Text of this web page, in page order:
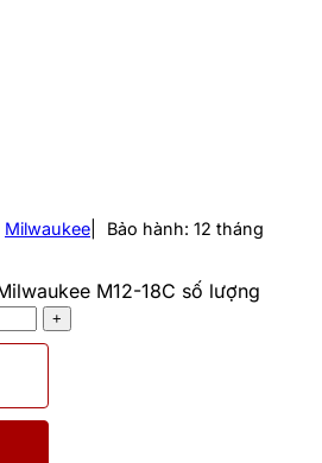
Milwaukee Bảo hành: 12 tháng
M12-18C số lượng